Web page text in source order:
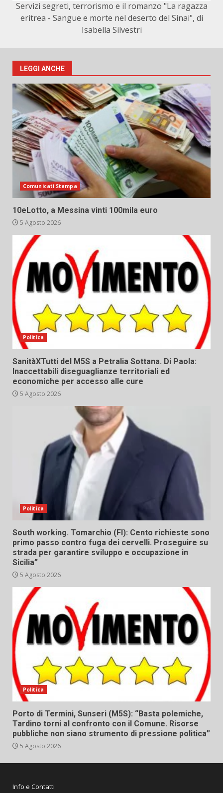
Servizi segreti, terrorismo e il romanzo "La ragazza
eritrea - Sangue e morte nel deserto del Sinai", di
Isabella Silvestri
LEGGI ANCHE
Comunicati Stampa
10eLotto, a Messina vinti 100mila euro
5 Agosto 2026
Politica
SanitàXTutti del M5S a Petralia Sottana. Di Paola:
Inaccettabili diseguaglianze territoriali ed
economiche per accesso alle cure
5 Agosto 2026
Politica
South working. Tomarchio (FI): Cento richieste sono
primo passo contro fuga dei cervelli. Proseguire su
strada per garantire sviluppo e occupazione in
Sicilia”
5 Agosto 2026
Politica
Porto di Termini, Sunseri (M5S): “Basta polemiche,
Tardino torni al confronto con il Comune. Risorse
pubbliche non siano strumento di pressione politica”
5 Agosto 2026
Info e Contatti